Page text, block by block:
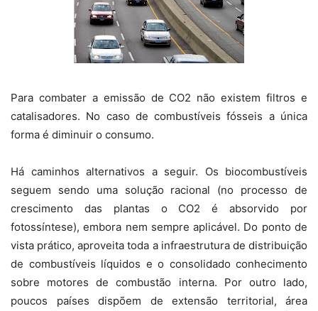
Para combater a emissão de CO2 não existem filtros e
catalisadores. No caso de combustíveis fósseis a única
forma é diminuir o consumo.
Há caminhos alternativos a seguir. Os biocombustíveis
seguem sendo uma solução racional (no processo de
crescimento das plantas o CO2 é absorvido por
fotossíntese), embora nem sempre aplicável. Do ponto de
vista prático, aproveita toda a infraestrutura de distribuição
de combustíveis líquidos e o consolidado conhecimento
sobre motores de combustão interna. Por outro lado,
poucos países dispõem de extensão territorial, área